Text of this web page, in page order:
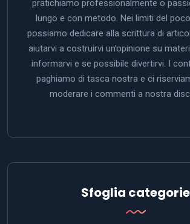
pratichiamo professionalmente o
lungo e con metodo. Nei limiti del
possiamo dedicare alla scrittura di
aiutarvi a costruirvi un’opinione su
informarvi e se possibile divertirvi. I
paghiamo di tasca nostra e ci
moderare i commenti a nostra
Sfoglia categorie